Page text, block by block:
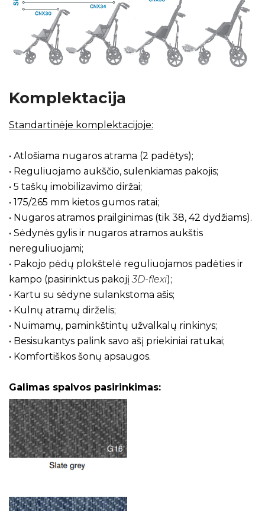
Komplektacija
Standartinėje komplektacijoje:
• Atlošiama nugaros atrama (2 padėtys);
• Reguliuojamo aukščio, sulenkiamas pakojis;
• 5 taškų imobilizavimo diržai;
• 175/265 mm kietos gumos ratai;
• Nugaros atramos prailginimas (tik 38, 42 dydžiams).
• Sėdynės gylis ir nugaros atramos aukštis
nereguliuojami;
• Pakojo pėdų plokštelė reguliuojamos padėties ir
kampo (pasirinktus pakojį3D-flexi);
• Kartu su sėdyne sulankstoma ašis;
• Kulnų atramų dirželis;
• Nuimamų, paminkštintų užvalkalų rinkinys;
• Besisukantys palink savo ašį priekiniai ratukai;
• Komfortiškos šonų apsaugos.
Galimas spalvos pasirinkimas: